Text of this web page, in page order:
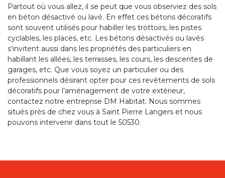
Partout où vous allez, il se peut que vous observiez des sols
en béton désactivé ou lavé. En effet ces bétons décoratifs
sont souvent utilisés pour habiller les trottoirs, les pistes
cyclables, les places, etc. Les bétons désactivés ou lavés
s’invitent aussi dans les propriétés des particuliers en
habillant les allées, les terrasses, les cours, les descentes de
garages, etc. Que vous soyez un particulier ou des
professionnels désirant opter pour ces revêtements de sols
décoratifs pour l’aménagement de votre extérieur,
contactez notre entreprise DM Habitat. Nous sommes
situés près de chez vous à Saint Pierre Langers et nous
pouvons intervenir dans tout le 50530.